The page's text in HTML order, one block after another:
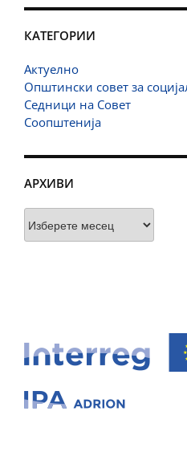
КАТЕГОРИИ
Актуелно
Општински совет за
Седници на Совет
Соопштенија
АРХИВИ